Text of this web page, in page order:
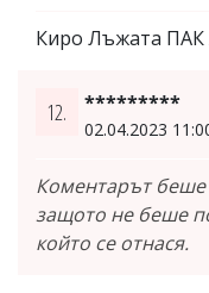
Киро Лъжата ПАК
12. *********
02.04.2023
Коментарът беше
защото не беше
който се отнася.